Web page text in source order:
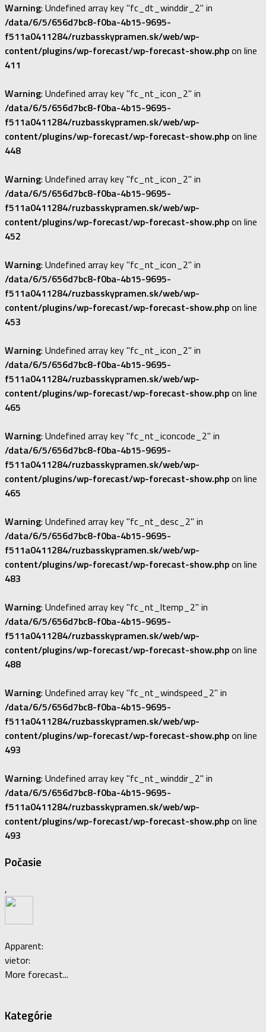
Warning: Undefined array key "fc_dt_winddir_2" in
/data/6/5/656d7bc8-f0ba-4b15-9695-
f511a0411284/ruzbasskypramen.sk/web/wp-
content/plugins/wp-forecast/wp-forecast-show.phpon line
411
Warning: Undefined array key "fc_nt_icon_2" in
/data/6/5/656d7bc8-f0ba-4b15-9695-
f511a0411284/ruzbasskypramen.sk/web/wp-
content/plugins/wp-forecast/wp-forecast-show.phpon line
448
Warning: Undefined array key "fc_nt_icon_2" in
/data/6/5/656d7bc8-f0ba-4b15-9695-
f511a0411284/ruzbasskypramen.sk/web/wp-
content/plugins/wp-forecast/wp-forecast-show.phpon line
452
Warning: Undefined array key "fc_nt_icon_2" in
/data/6/5/656d7bc8-f0ba-4b15-9695-
f511a0411284/ruzbasskypramen.sk/web/wp-
content/plugins/wp-forecast/wp-forecast-show.phpon line
453
Warning: Undefined array key "fc_nt_icon_2" in
/data/6/5/656d7bc8-f0ba-4b15-9695-
f511a0411284/ruzbasskypramen.sk/web/wp-
content/plugins/wp-forecast/wp-forecast-show.phpon line
465
Warning: Undefined array key "fc_nt_iconcode_2" in
/data/6/5/656d7bc8-f0ba-4b15-9695-
f511a0411284/ruzbasskypramen.sk/web/wp-
content/plugins/wp-forecast/wp-forecast-show.phpon line
465
Warning: Undefined array key "fc_nt_desc_2" in
/data/6/5/656d7bc8-f0ba-4b15-9695-
f511a0411284/ruzbasskypramen.sk/web/wp-
content/plugins/wp-forecast/wp-forecast-show.phpon line
483
Warning: Undefined array key "fc_nt_ltemp_2" in
/data/6/5/656d7bc8-f0ba-4b15-9695-
f511a0411284/ruzbasskypramen.sk/web/wp-
content/plugins/wp-forecast/wp-forecast-show.phpon line
488
Warning: Undefined array key "fc_nt_windspeed_2" in
/data/6/5/656d7bc8-f0ba-4b15-9695-
f511a0411284/ruzbasskypramen.sk/web/wp-
content/plugins/wp-forecast/wp-forecast-show.phpon line
493
Warning: Undefined array key "fc_nt_winddir_2" in
/data/6/5/656d7bc8-f0ba-4b15-9695-
f511a0411284/ruzbasskypramen.sk/web/wp-
content/plugins/wp-forecast/wp-forecast-show.phpon line
493
Počasie
,
Apparent:
vietor:
More forecast...
Kategórie